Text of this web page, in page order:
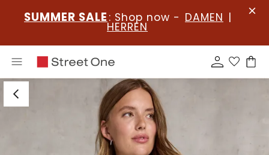
SUMMER SALE : Shop now - DAMEN |
HERREN